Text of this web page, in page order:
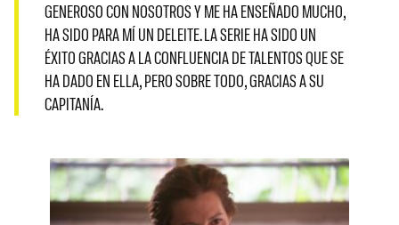
GENEROSO CON NOSOTROS Y ME HA ENSEÑADO MUCHO,
HA SIDO PARA MÍ UN DELEITE. LA SERIE HA SIDO UN
ÉXITO GRACIAS A LA CONFLUENCIA DE TALENTOS QUE SE
HA DADO EN ELLA, PERO SOBRE TODO, GRACIAS A SU
CAPITANÍA.